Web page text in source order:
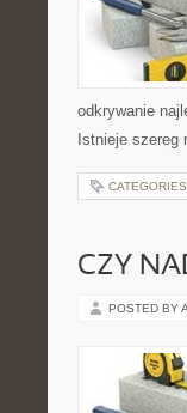
odkrywanie
Istnieje
CZY
POSTED BY